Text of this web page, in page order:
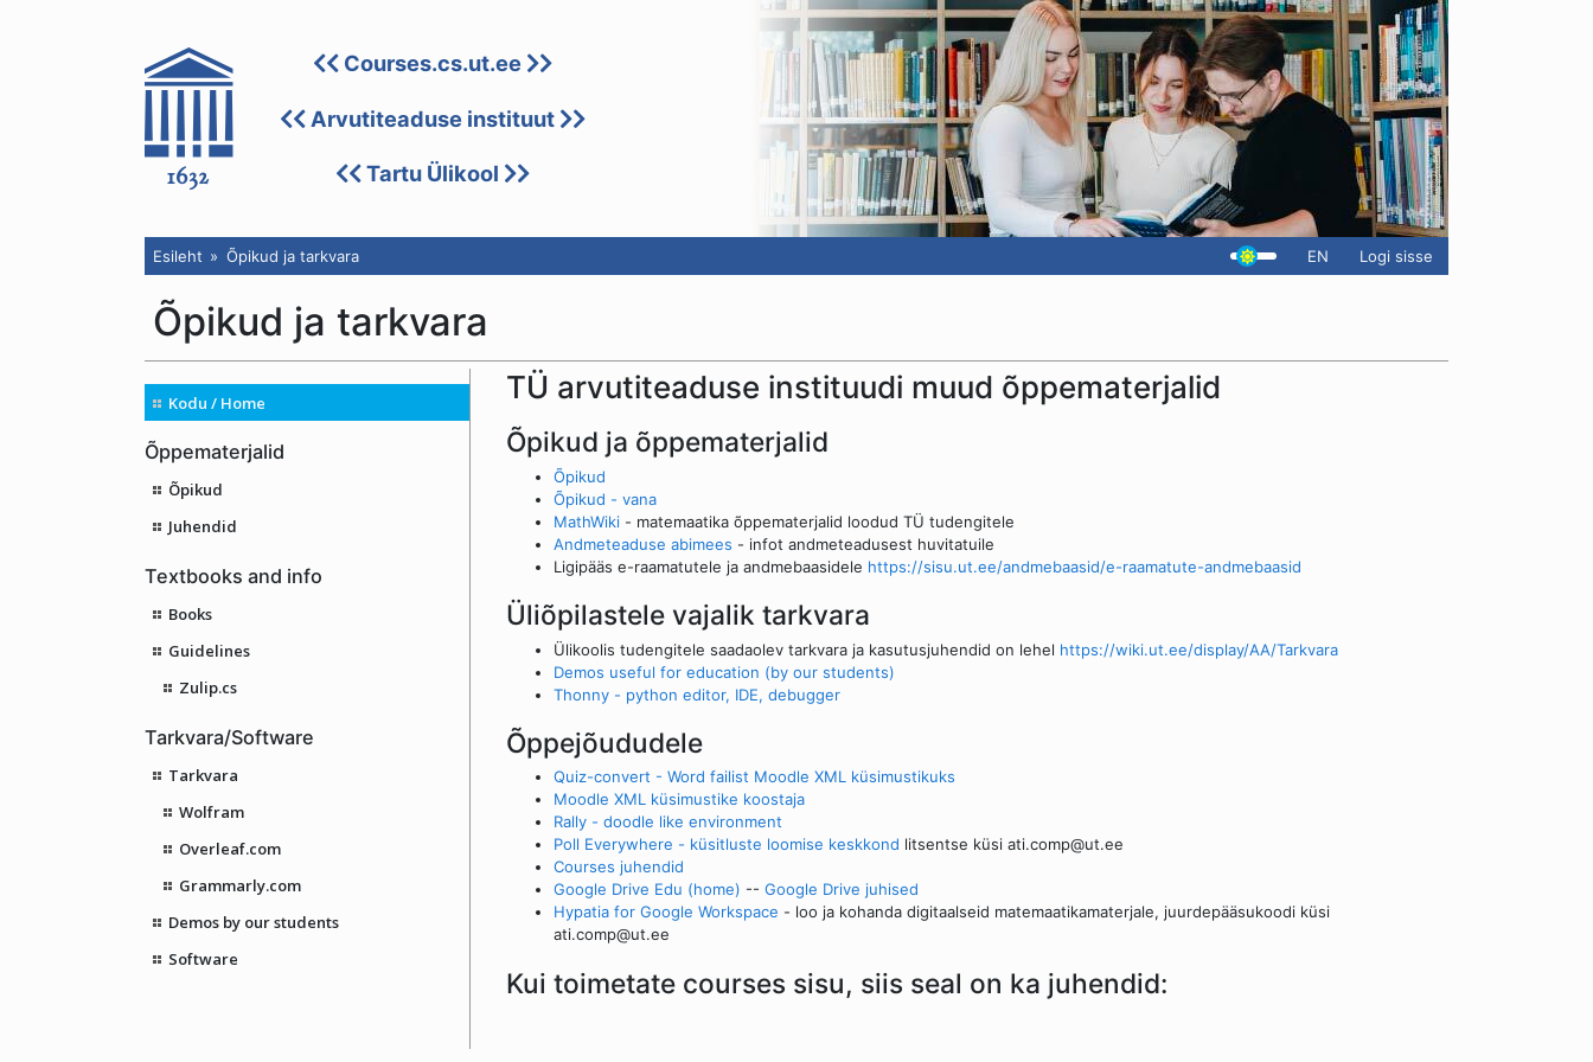
Courses.cs.ut.ee
Arvutiteaduse instituut
Tartu Ülikool
Esileht Õpikud ja tarkvara EN Logi sisse
Õpikud ja tarkvara
Kodu / Home
Õppematerjalid
Õpikud
Juhendid
Textbooks and info
Books
Guidelines
Zulip.cs
Tarkvara/Software
Tarkvara
Wolfram
Overleaf.com
Grammarly.com
Demos by our students
Software
TÜ arvutiteaduse instituudi muud õppematerjalid
Õpikud ja õppematerjalid
Õpikud
Õpikud - vana
MathWiki - matemaatika õppematerjalid loodud TÜ tudengitele
Andmeteaduse abimees - infot andmeteadusest huvitatuile
Ligipääs e-raamatutele ja andmebaasidele https://sisu.ut.ee/andmebaasid/e-raamatute-andmebaasid
Üliõpilastele vajalik tarkvara
Ülikoolis tudengitele saadaolev tarkvara ja kasutusjuhendid on lehel https://wiki.ut.ee/display/AA/Tarkvara
Demos useful for education (by our students)
Thonny - python editor, IDE, debugger
Õppejõududele
Quiz-convert - Word failist Moodle XML küsimustikuks
Moodle XML küsimustike koostaja
Rally - doodle like environment
Poll Everywhere - küsitluste loomise keskkond litsentse küsi ati.comp@ut.ee
Courses juhendid
Google Drive Edu (home) -- Google Drive juhised
Hypatia for Google Workspace - loo ja kohanda digitaalseid matemaatikamaterjale, juurdepääsukoodi küsi
ati.comp@ut.ee
Kui toimetate courses sisu, siis seal on ka juhendid: